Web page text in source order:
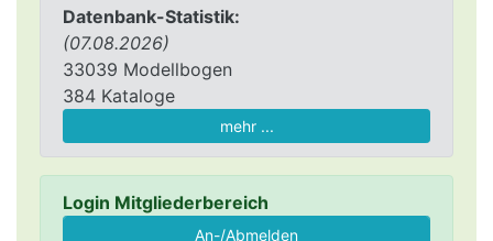
Datenbank-Statistik:
(07.08.2026)
33039 Modellbogen
384 Kataloge
mehr ...
Login Mitgliederbereich